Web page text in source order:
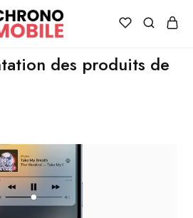
des produits de